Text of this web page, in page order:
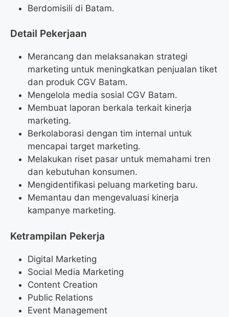
Berdomisili di Batam.
Detail Pekerjaan
Merancang dan melaksanakan strategi
marketing untuk meningkatkan penjualan tiket
dan produk CGV Batam.
Mengelola media sosial CGV Batam.
Membuat laporan berkala terkait kinerja
marketing.
Berkolaborasi dengan tim internal untuk
mencapai target marketing.
Melakukan riset pasar untuk memahami tren
dan kebutuhan konsumen.
Mengidentifikasi peluang marketing baru.
Memantau dan mengevaluasi kinerja
kampanye marketing.
Ketrampilan Pekerja
Digital Marketing
Social Media Marketing
Content Creation
Public Relations
Event Management